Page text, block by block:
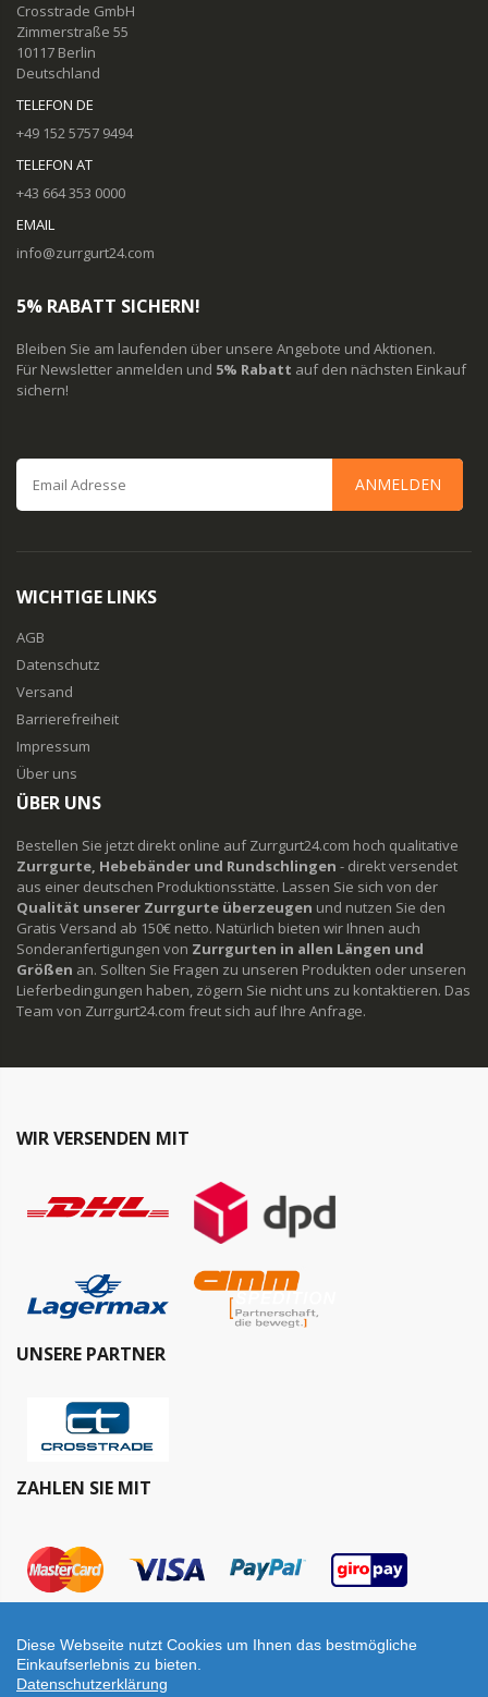
Crosstrade GmbH
Zimmerstraße 55
10117 Berlin
Deutschland
TELEFON DE
+49 152 5757 9494
TELEFON AT
+43 664 353 0000
EMAIL
info@zurrgurt24.com
5% RABATT SICHERN!
Bleiben Sie am laufenden über unsere Angebote und Aktionen.
Für Newsletter anmelden und 5% Rabatt auf den nächsten Einkauf
sichern!
ANMELDEN
WICHTIGE LINKS
AGB
Datenschutz
Versand
Barrierefreiheit
Impressum
Über uns
ÜBER UNS
Bestellen Sie jetzt direkt online auf Zurrgurt24.com hoch qualitative
Zurrgurte, Hebebänder und Rundschlingen - direkt versendet
aus einer deutschen Produktionsstätte. Lassen Sie sich von der
Qualität unserer Zurrgurte überzeugen und nutzen Sie den
Gratis Versand ab 150€ netto. Natürlich bieten wir Ihnen auch
Sonderanfertigungen von Zurrgurten in allen Längen und
Größen an. Sollten Sie Fragen zu unseren Produkten oder unseren
Lieferbedingungen haben, zögern Sie nicht uns zu kontaktieren. Das
Team von Zurrgurt24.com freut sich auf Ihre Anfrage.
WIR VERSENDEN MIT
UNSERE PARTNER
ZAHLEN SIE MIT
Diese Webseite nutzt Cookies um Ihnen das bestmögliche
Einkaufserlebnis zu bieten.
Datenschutzerklärung